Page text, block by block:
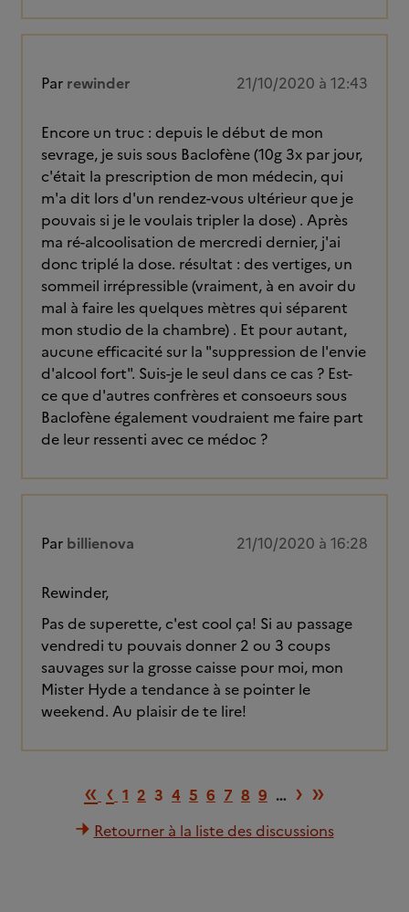
Par rewinder 21/10/2020 à 12:43
Encore un truc : depuis le début de mon
sevrage, je suis sous Baclofène (10g 3x par jour,
c'était la prescription de mon médecin, qui
m'a dit lors d'un rendez-vous ultérieur que je
pouvais si je le voulais tripler la dose) . Après
ma ré-alcoolisation de mercredi dernier, j'ai
donc triplé la dose. résultat : des vertiges, un
sommeil irrépressible (vraiment, à en avoir du
mal à faire les quelques mètres qui séparent
mon studio de la chambre) . Et pour autant,
aucune efficacité sur la "suppression de l'envie
d'alcool fort". Suis-je le seul dans ce cas ? Est-
ce que d'autres confrères et consoeurs sous
Baclofène également voudraient me faire part
de leur ressenti avec ce médoc ?
Par billienova 21/10/2020 à 16:28
Rewinder,
Pas de superette, c'est cool ça! Si au passage
vendredi tu pouvais donner 2 ou 3 coups
sauvages sur la grosse caisse pour moi, mon
Mister Hyde a tendance à se pointer le
weekend. Au plaisir de te lire!
Première page
« Page précédente
‹ 1 2 3 4 5 6 7 8 9 … Page
› »
Retourner à la liste des discussions